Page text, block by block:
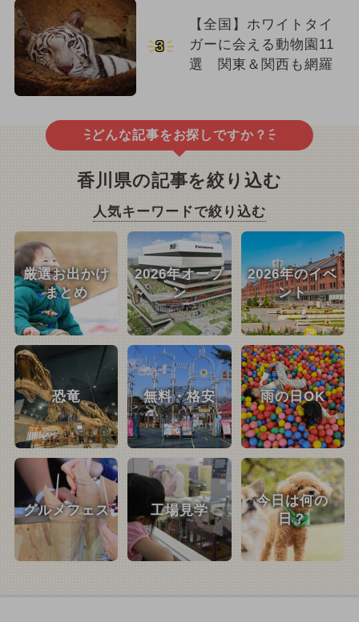
3
【全国】ホワイトタイ
ガーに会える動物園11
選 関東＆関西も網羅
どんな記事をお探しですか？
香川県の記事を絞り込む
人気キーワードで絞り込む
厳選お出かけ
まとめ
2026年オープ
ン
2026年のイベ
ント
恐竜 無料・格安 雨の日OK
グルメフェス 工場見学
今日は何の
日？